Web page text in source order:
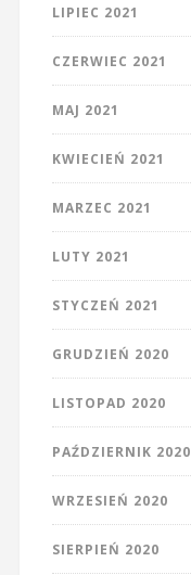
LIPIEC 2021
CZERWIEC 2021
MAJ 2021
KWIECIEŃ 2021
MARZEC 2021
LUTY 2021
STYCZEŃ 2021
GRUDZIEŃ 2020
LISTOPAD 2020
PAŹDZIERNIK 2020
WRZESIEŃ 2020
SIERPIEŃ 2020